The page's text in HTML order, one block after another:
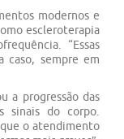
modernos e
escleroterapia
“Essas
caso, sempre em
a progressão das
sinais do corpo.
o atendimento